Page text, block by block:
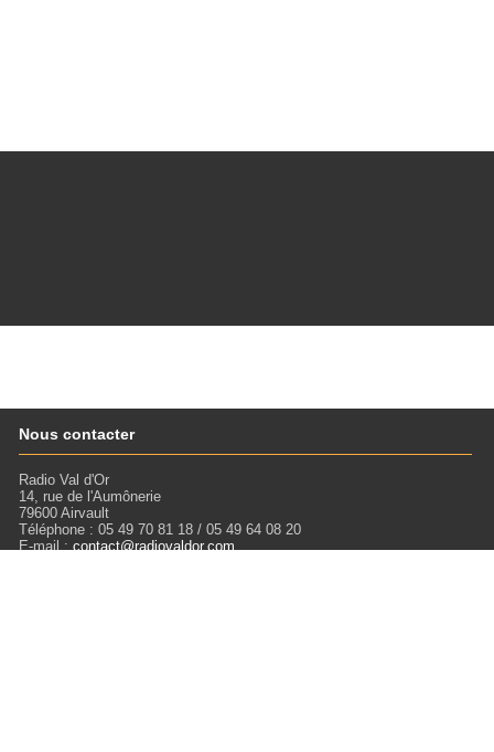
Nous contacter
Radio Val d'Or
14, rue de l'Aumônerie
79600 Airvault
Téléphone : 05 49 70 81 18 / 05 49 64 08 20
E-mail :contact@radiovaldor.com